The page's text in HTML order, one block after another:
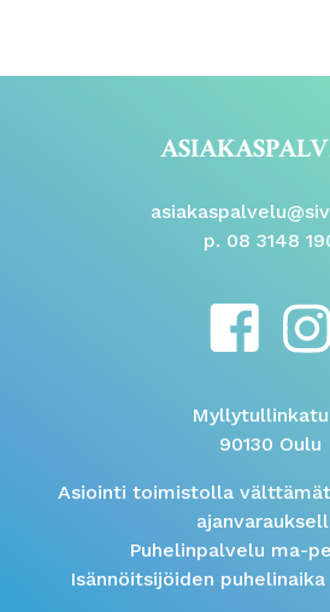
p. 08 3148
90130 Oulu
Asiointi toimistolla
Puhelinpalvelu ma-
Isännöitsijöiden